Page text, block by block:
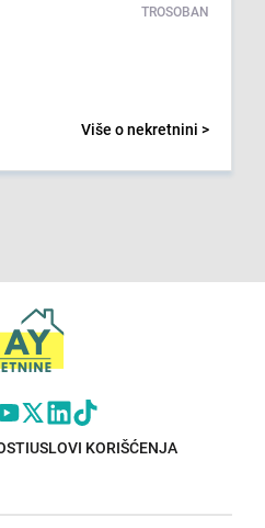
TROSOBAN
Više o nekretnini >
USLOVI KORIŠĆENJA